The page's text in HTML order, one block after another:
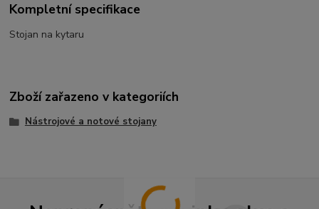
Kompletní specifikace
Stojan na kytaru
Zboží zařazeno v kategoriích
Nástrojové a notové stojany